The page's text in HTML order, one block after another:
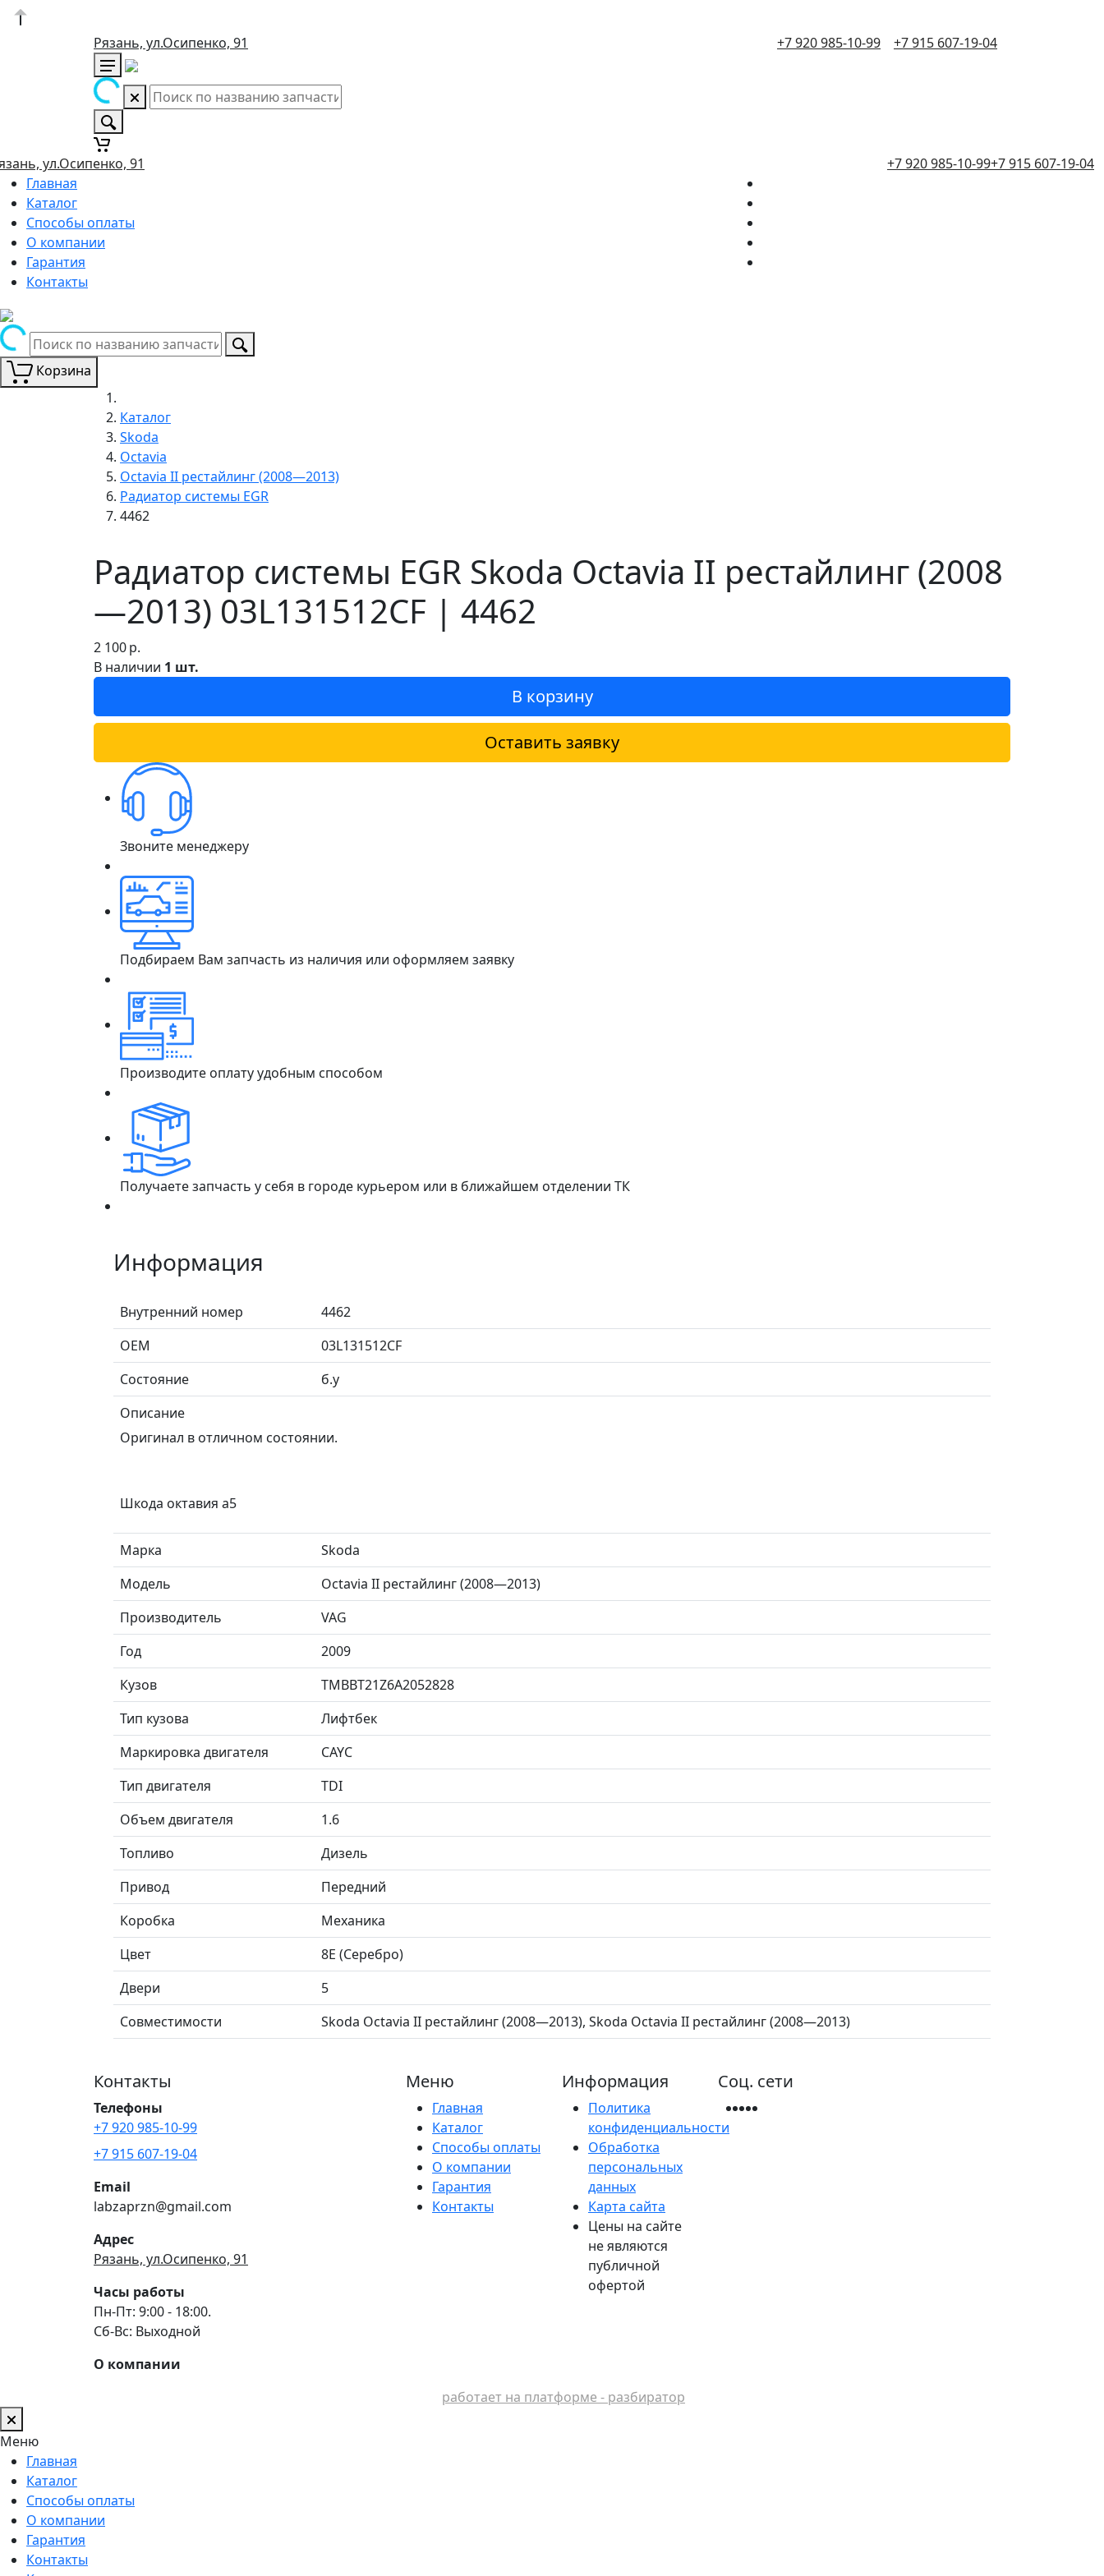
Рязань, ул.Осипенко, 91 +7 920 985-10-99 +7 915 607-19-04
ул.Осипенко, 91 +7 920 985-10-99+7 915 607-19-04
Главная
Каталог
Способы оплаты
О компании
Гарантия
Контакты
Корзина
Каталог
Skoda
Octavia
Octavia II рестайлинг (2008—2013)
Радиатор системы EGR
4462
Радиатор системы EGR Skoda Octavia II рестайлинг (2008
—2013) 03L131512CF | 4462
2 100р.
В наличии 1 шт.
В корзину
Оставить заявку
Звоните менеджеру
Подбираем Вам запчасть из наличия или оформляем заявку
Производите оплату удобным способом
Получаете запчасть у себя в городе курьером или в ближайшем отделении ТК
Информация
Внутренний номер
4462
ОЕМ
03L131512CF
Состояние
б.у
Описание
Оригинал в отличном состоянии.
Шкода октавия а5
Марка
Skoda
Модель
Octavia II рестайлинг (2008—2013)
Производитель
VAG
Год
2009
Кузов
TMBBT21Z6A2052828
Тип кузова
Лифтбек
Маркировка двигателя
CAYC
Тип двигателя
TDI
Объем двигателя
1.6
Топливо
Дизель
Привод
Передний
Коробка
Механика
Цвет
8E (Серебро)
Двери
5
Совместимости
Skoda Octavia II рестайлинг (2008—2013), Skoda Octavia II рестайлинг (2008—2013)
Контакты
Телефоны
+7 920 985-10-99
+7 915 607-19-04
Email
labzaprzn@gmail.com
Адрес
Рязань, ул.Осипенко, 91
Часы работы
Пн-Пт: 9:00 - 18:00.
Сб-Вс: Выходной
О компании
Меню
Главная
Каталог
Способы оплаты
О компании
Гарантия
Контакты
Информация
Политика
конфиденциальности
Обработка
персональных
данных
Карта сайта
Цены на сайте
не являются
публичной
офертой
Соц. сети
работает на платформе - разбиратор
Меню
Главная
Каталог
Способы оплаты
О компании
Гарантия
Контакты